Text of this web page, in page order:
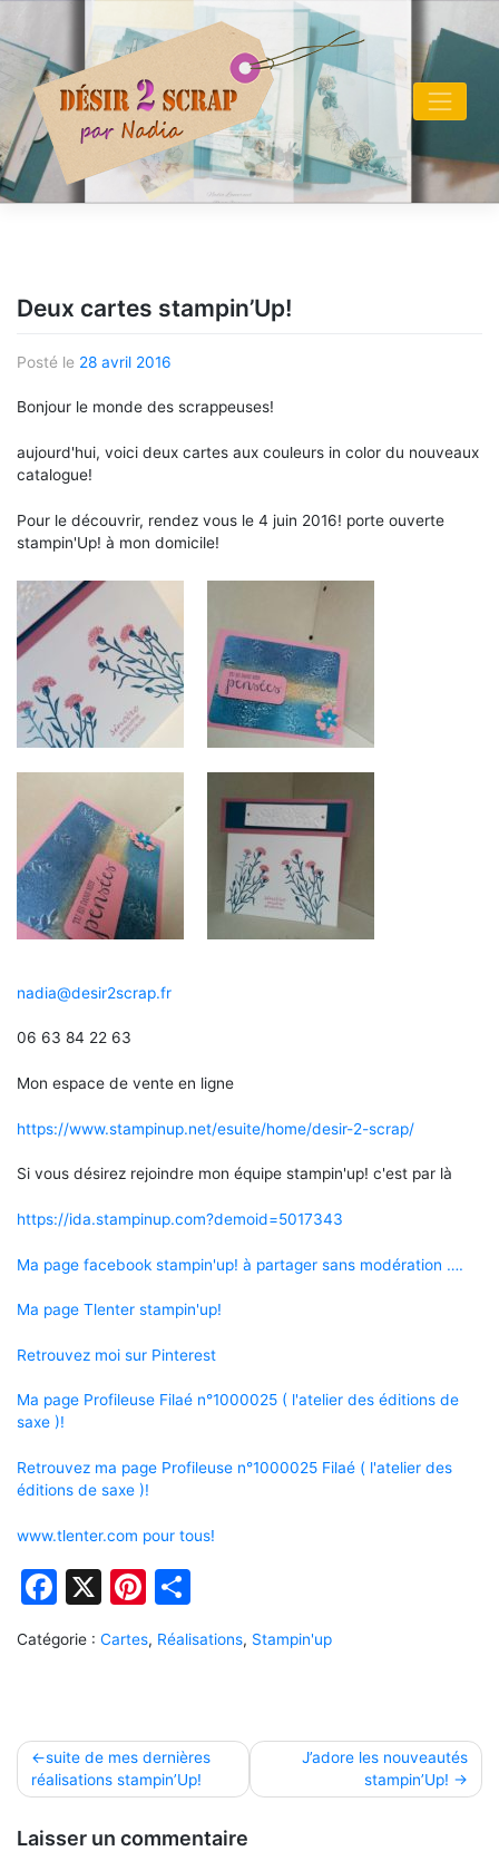
content
Deux cartes stampin’Up!
Posté le 28 avril 2016
Bonjour le monde des scrappeuses!
aujourd'hui, voici deux cartes aux couleurs in color du nouveaux
catalogue!
Pour le découvrir, rendez vous le 4 juin 2016! porte ouverte
stampin'Up! à mon domicile!
nadia@desir2scrap.fr
06 63 84 22 63
Mon espace de vente en ligne
https://www.stampinup.net/esuite/home/desir-2-scrap/
Si vous désirez rejoindre mon équipe stampin'up! c'est par là
https://ida.stampinup.com?demoid=5017343
Ma page facebook stampin'up! à partager sans modération ….
Ma page Tlenter stampin'up!
Retrouvez moi sur Pinterest
Ma page Profileuse Filaé n°1000025 ( l'atelier des éditions de
saxe )!
Retrouvez ma page Profileuse n°1000025 Filaé ( l'atelier des
éditions de saxe )!
www.tlenter.com pour tous!
Facebook
X Pinterest
Catégorie : Cartes, Réalisations, Stampin'up
Navigation
de
l’article
suite de mes dernières
réalisations stampin’Up!
J’adore les nouveautés
stampin’Up!
Laisser un commentaire